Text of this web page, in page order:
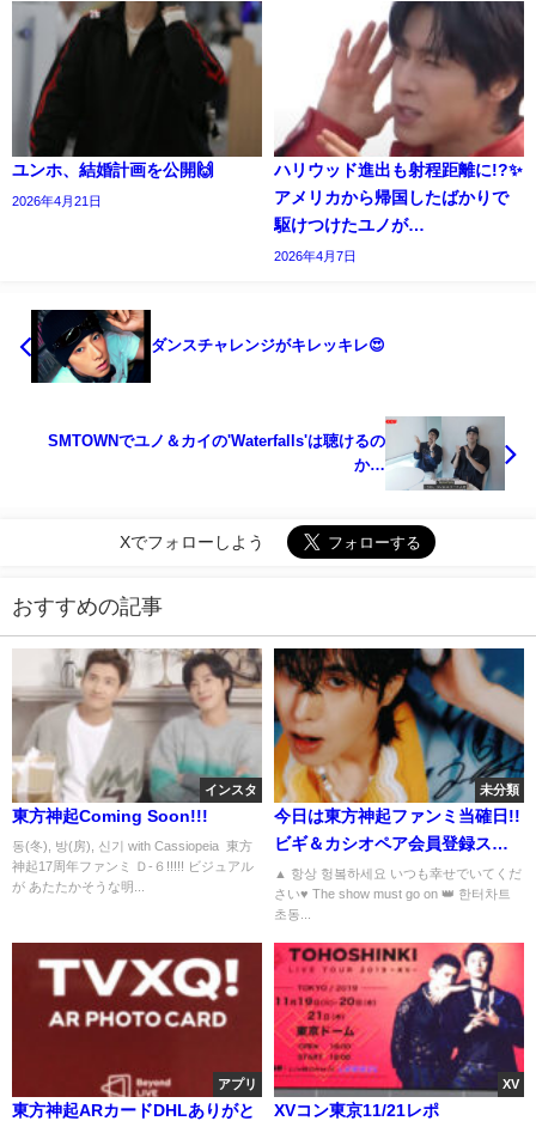
ユンホ、結婚計画を公開🙌
2026年4月21日
ハリウッド進出も射程距離に!?✨️
アメリカから帰国したばかりで
駆けつけたユノが…
2026年4月7日
ダンスチャレンジがキレッキレ😍
SMTOWNでユノ＆カイの'Waterfalls'は聴けるの
か…
Xでフォローしよう
おすすめの記事
インスタ
東方神起Coming Soon!!!
동(冬), 방(房), 신기 with Cassiopeia 東方
神起17周年ファンミ Ｄ-６!!!!! ビジュアル
が あたたかそうな明...
未分類
今日は東方神起ファンミ当確日!!
ビギ＆カシオペア会員登録スタ
ート🚀
▲ 항상 헝봌하세요 いつも幸せでいてくだ
さい♥ The show must go on 👑 한터차트
초동...
アプリ
東方神起ARカードDHLありがと
XV
XVコン東京11/21レポ